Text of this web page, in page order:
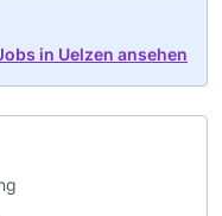
in Uelzen ansehen